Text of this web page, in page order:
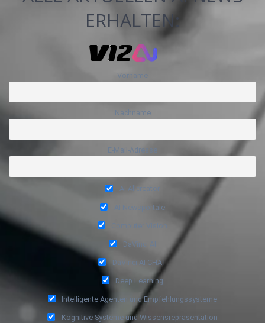
ERHALTEN:
Vorname
Nachname
E-Mail-Adresse
AI Allcreator
AI Newsportale
Computer Vision
DaVinci AI
DaVinci AI CHAT
Deep Learning
Intelligente Agenten und Empfehlungssysteme
Kognitive Systeme und Wissensrepräsentation